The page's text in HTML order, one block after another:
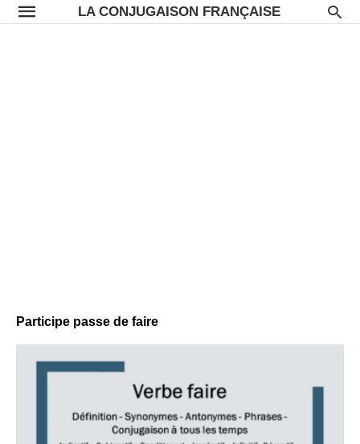
LA CONJUGAISON FRANÇAISE
Participe passe de faire